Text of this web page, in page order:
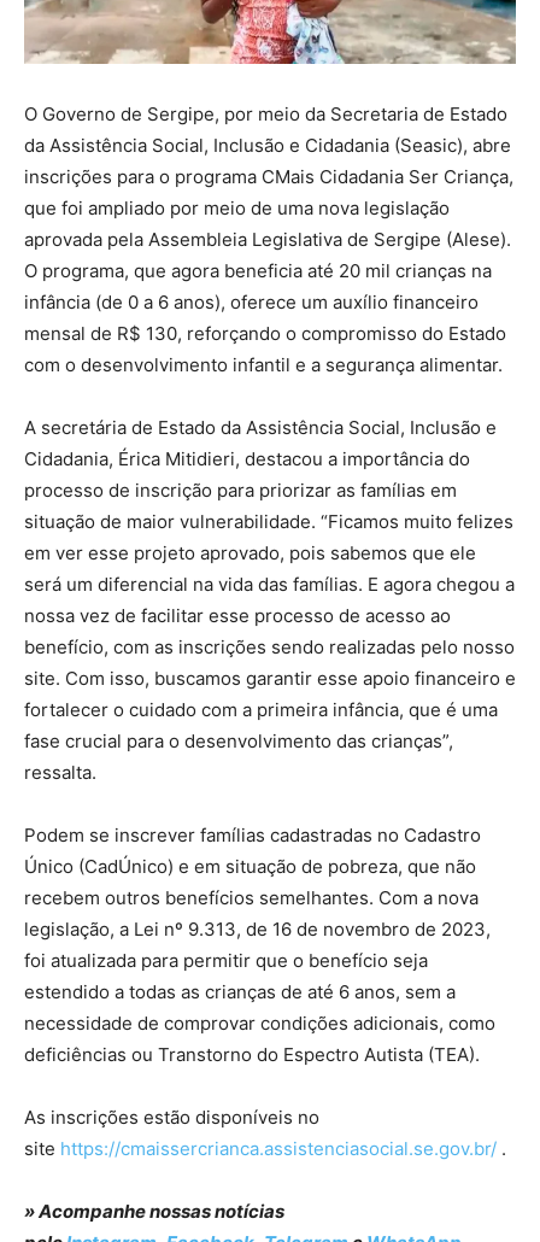
O Governo de Sergipe, por meio da Secretaria de Estado
da Assistência Social, Inclusão e Cidadania (Seasic), abre
inscrições para o programa CMais Cidadania Ser Criança,
que foi ampliado por meio de uma nova legislação
aprovada pela Assembleia Legislativa de Sergipe (Alese).
O programa, que agora beneficia até 20 mil crianças na
infância (de 0 a 6 anos), oferece um auxílio financeiro
mensal de R$ 130, reforçando o compromisso do Estado
com o desenvolvimento infantil e a segurança alimentar.
A secretária de Estado da Assistência Social, Inclusão e
Cidadania, Érica Mitidieri, destacou a importância do
processo de inscrição para priorizar as famílias em
situação de maior vulnerabilidade. “Ficamos muito felizes
em ver esse projeto aprovado, pois sabemos que ele
será um diferencial na vida das famílias. E agora chegou a
nossa vez de facilitar esse processo de acesso ao
benefício, com as inscrições sendo realizadas pelo nosso
site. Com isso, buscamos garantir esse apoio financeiro e
fortalecer o cuidado com a primeira infância, que é uma
fase crucial para o desenvolvimento das crianças”,
ressalta.
Podem se inscrever famílias cadastradas no Cadastro
Único (CadÚnico) e em situação de pobreza, que não
recebem outros benefícios semelhantes. Com a nova
legislação, a Lei nº 9.313, de 16 de novembro de 2023,
foi atualizada para permitir que o benefício seja
estendido a todas as crianças de até 6 anos, sem a
necessidade de comprovar condições adicionais, como
deficiências ou Transtorno do Espectro Autista (TEA).
As inscrições estão disponíveis no
site https://cmaissercrianca.assistenciasocial.se.gov.br/ .
» Acompanhe nossas notícias